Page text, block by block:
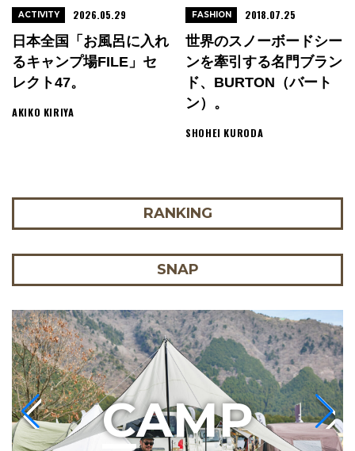
日本全国「お風呂に入れ
るキャンプ場FILE」セ
レクト47。
AKIKO KIRIYA
ACTIVITY 2026.05.29
世界のスノーボードシー
ンを牽引する名門ブラン
ド、BURTON（バート
ン）。
SHOHEI KURODA
FASHION 2018.07.25
RANKING
SNAP
CAMP